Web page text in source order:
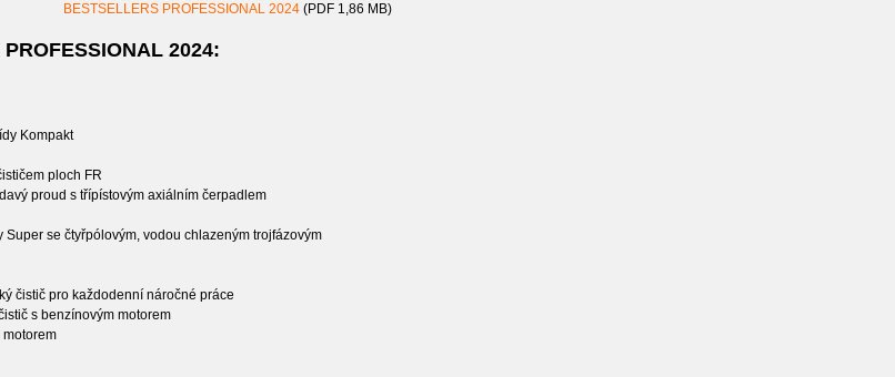
BESTSELLERS PROFESSIONAL 2024(PDF 1,86 MB)
2024:
Kompakt
ploch FR
proud s třípístovým axiálním čerpadlem
se čtyřpólovým, vodou chlazeným trojfázovým
čistič pro každodenní náročné práce
s benzínovým motorem